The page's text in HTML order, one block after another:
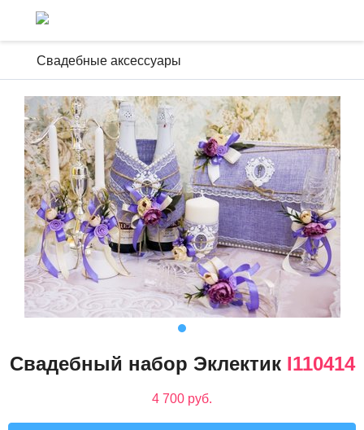
Свадебные аксессуары
Свадебный набор Эклектик I110414
4 700 руб.